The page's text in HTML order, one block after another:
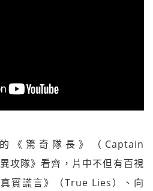
《驚奇隊長》（Captain
攻隊》看齊，片中不但有百視
實謊言》（True Lies）、向